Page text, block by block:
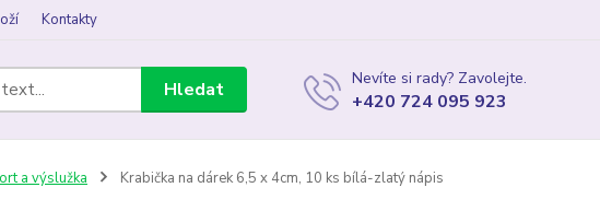
Kontakty
Hledat Nevíte si rady? Zavolejte.
+420 724 095 923
a výslužka Krabička na dárek 6,5 x 4cm, 10 ks bílá-zlatý nápis